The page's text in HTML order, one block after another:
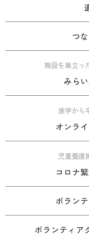
つ
施設を巣立っ
みら
進学から
オンラ
児童養護
コロナ
ボラン
ボランティア